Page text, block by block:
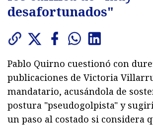
desafortunados"
Pablo Quirno cuestionó con
publicaciones de Victoria
mandatario, acusándola de
postura "pseudogolpista" y
un paso al costado si considera